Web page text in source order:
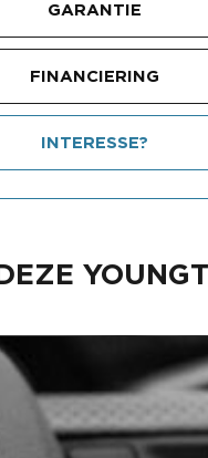
GARANTIE
FINANCIERING
INTERESSE?